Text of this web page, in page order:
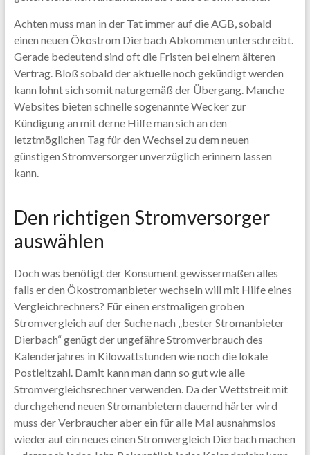
Achten muss man in der Tat immer auf die AGB, sobald
einen neuen Ökostrom Dierbach Abkommen unterschreibt.
Gerade bedeutend sind oft die Fristen bei einem älteren
Vertrag. Bloß sobald der aktuelle noch gekündigt werden
kann lohnt sich somit naturgemäß der Übergang. Manche
Websites bieten schnelle sogenannte Wecker zur
Kündigung an mit derne Hilfe man sich an den
letztmöglichen Tag für den Wechsel zu dem neuen
günstigen Stromversorger unverzüglich erinnern lassen
kann.
Den richtigen Stromversorger
auswählen
Doch was benötigt der Konsument gewissermaßen alles
falls er den Ökostromanbieter wechseln will mit Hilfe eines
Vergleichrechners? Für einen erstmaligen groben
Stromvergleich auf der Suche nach „bester Stromanbieter
Dierbach“ genügt der ungefähre Stromverbrauch des
Kalenderjahres in Kilowattstunden wie noch die lokale
Postleitzahl. Damit kann man dann so gut wie alle
Stromvergleichsrechner verwenden. Da der Wettstreit mit
durchgehend neuen Stromanbietern dauernd härter wird
muss der Verbraucher aber ein für alle Mal ausnahmslos
wieder auf ein neues einen Stromvergleich Dierbach machen